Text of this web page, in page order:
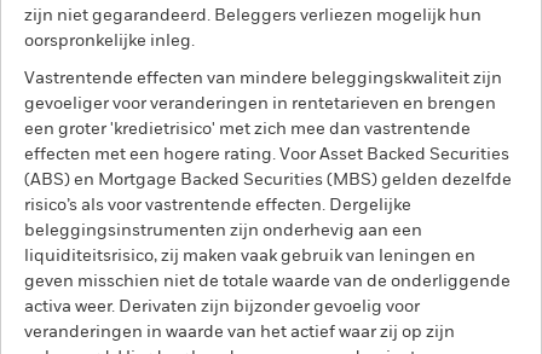
zijn niet gegarandeerd. Beleggers verliezen mogelijk hun
oorspronkelijke inleg.
Vastrentende effecten van mindere beleggingskwaliteit zijn
gevoeliger voor veranderingen in rentetarieven en brengen
een groter 'kredietrisico' met zich mee dan vastrentende
effecten met een hogere rating. Voor Asset Backed Securities
(ABS) en Mortgage Backed Securities (MBS) gelden dezelfde
risico’s als voor vastrentende effecten. Dergelijke
beleggingsinstrumenten zijn onderhevig aan een
liquiditeitsrisico, zij maken vaak gebruik van leningen en
geven misschien niet de totale waarde van de onderliggende
activa weer. Derivaten zijn bijzonder gevoelig voor
veranderingen in waarde van het actief waar zij op zijn